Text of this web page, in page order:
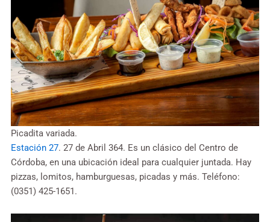
Picadita variada.
Estación 27. 27 de Abril 364. Es un clásico del Centro de
Córdoba, en una ubicación ideal para cualquier juntada. Hay
pizzas, lomitos, hamburguesas, picadas y más. Teléfono:
(0351) 425-1651.